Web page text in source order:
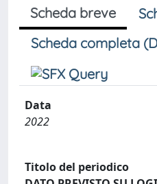
Scheda breve
Scheda completa
Data
2022
Titolo del periodico